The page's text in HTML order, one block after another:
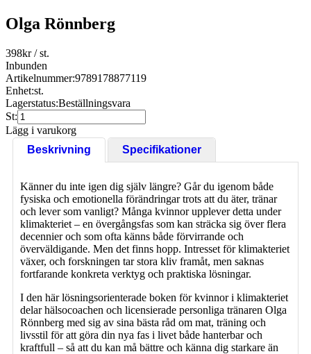
Olga Rönnberg
398kr/ st.
Inbunden
Artikelnummer:9789178877119
Enhet:st.
Lagerstatus:Beställningsvara
St:
Lägg i varukorg
Beskrivning
Specifikationer
Känner du inte igen dig själv längre? Går du igenom både
fysiska och emotionella förändringar trots att du äter, tränar
och lever som vanligt? Många kvinnor upplever detta under
klimakteriet – en övergångsfas som kan sträcka sig över flera
decennier och som ofta känns både förvirrande och
överväldigande. Men det finns hopp. Intresset för klimakteriet
växer, och forskningen tar stora kliv framåt, men saknas
fortfarande konkreta verktyg och praktiska lösningar.
I den här lösningsorienterade boken för kvinnor i klimakteriet
delar hälsocoachen och licensierade personliga tränaren Olga
Rönnberg med sig av sina bästa råd om mat, träning och
livsstil för att göra din nya fas i livet både hanterbar och
kraftfull – så att du kan må bättre och känna dig starkare än